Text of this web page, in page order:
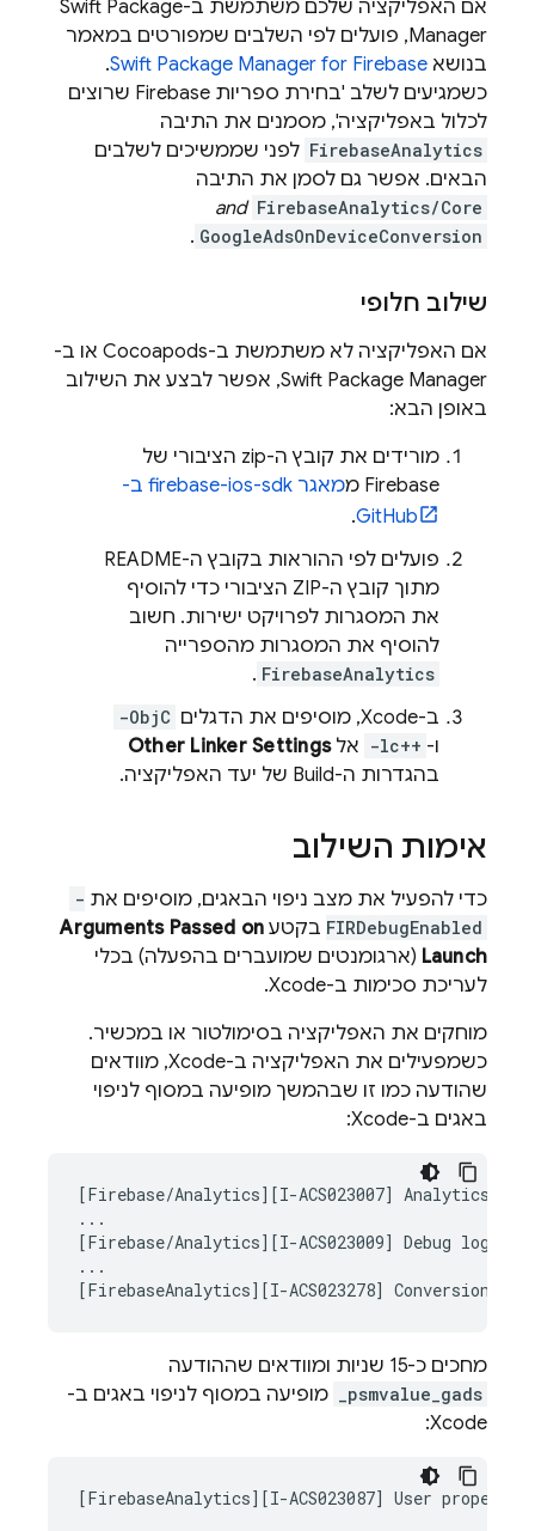
אם האפליקציה שלכם משתמשת ב-Swift Package
Manager, פועלים לפי השלבים שמפורטים במאמר
בנושא Swift Package Manager for Firebase
.
כשמגיעים לשלב 'בחירת ספריות Firebase שרוצים
לכלול באפליקציה', מסמנים את התיבה
FirebaseAnalytics לפני שממשיכים לשלבים
הבאים. אפשר גם לסמן את התיבה
FirebaseAnalytics/Core
and
GoogleAdsOnDeviceConversion
.
שילוב חלופי
אם האפליקציה לא משתמשת ב-Cocoapods או ב-
Swift Package Manager, אפשר לבצע את השילוב
באופן הבא:
מורידים את קובץ ה-zip הציבורי של
Firebase מ
מאגר firebase-ios-sdk ב-
GitHub
.
פועלים לפי ההוראות בקובץ ה-README
מתוך קובץ ה-ZIP הציבורי כדי להוסיף
את המסגרות לפרויקט ישירות. חשוב
להוסיף את המסגרות מהספרייה
FirebaseAnalytics
.
ב-Xcode, מוסיפים את הדגלים
-ObjC
ו- -lc++ אלOther Linker Settings
בהגדרות ה-Build של יעד האפליקציה.
אימות השילוב
כדי להפעיל את מצב ניפוי הבאגים, מוסיפים את -
FIRDebugEnabled בקטע Arguments Passed on
Launch (ארגומנטים שמועברים בהפעלה) בכלי
לעריכת סכימות ב-Xcode.
מוחקים את האפליקציה בסימולטור או במכשיר.
כשמפעילים את האפליקציה ב-Xcode, מוודאים
שהודעה כמו זו שבהמשך מופיעה במסוף לניפוי
באגים ב-Xcode:
[Firebase/Analytics][I-ACS023007] Analytics
...
[Firebase/Analytics][I-ACS023009] Debug logging
...
מחכים כ-15 שניות ומוודאים שההודעה
_psmvalue_gads
מופיעה במסוף לניפוי באגים ב-
Xcode: